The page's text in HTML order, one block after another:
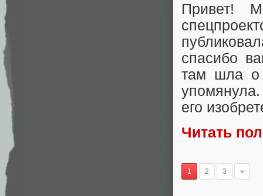
Привет!
спасибо
там шла о
его
Читать
1 2 3 »